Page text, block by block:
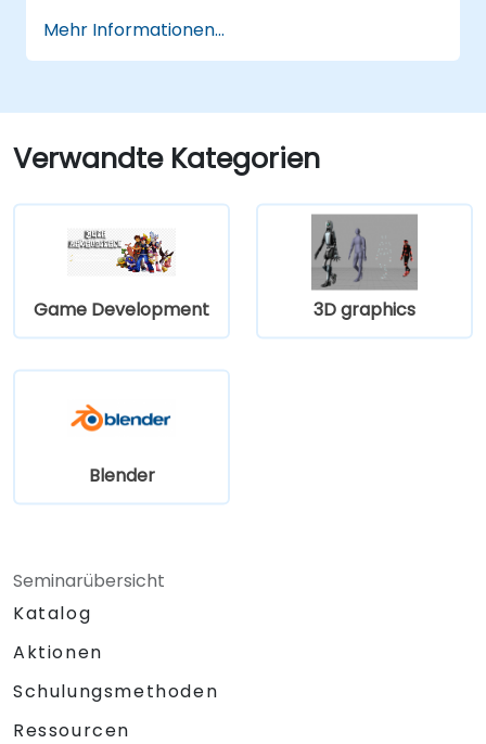
Visuelle Welten und Spiele erkunden und
aufbauen.
beherrschen.
Zwischensequenz-Animationen erstellen.
Mehr Informationen...
Verwandte Kategorien
Game Development 3D graphics
Blender
Seminarübersicht
Katalog
Aktionen
Schulungsmethoden
Ressourcen